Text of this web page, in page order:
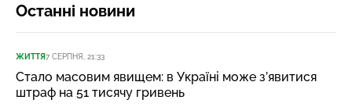
Останні новини
ЖИТТЯ7 СЕРПНЯ, 21:33
Стало масовим явищем: в Україні може з’явитися
штраф на 51 тисячу гривень